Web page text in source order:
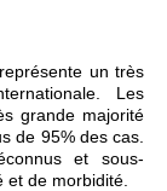
un très
Les
grande majorité
de 95% des cas.
et sous-
de morbidité.